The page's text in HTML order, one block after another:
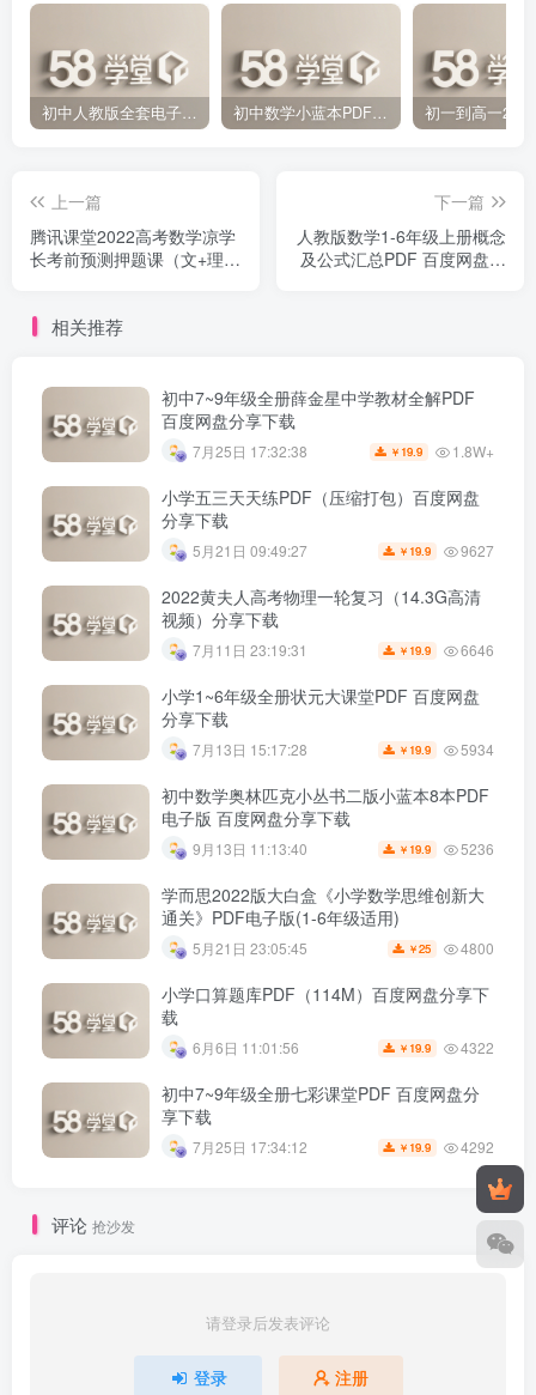
初中人教版全套电子课本 百度网盘分享下载 初中数学小蓝本PDF电子版（压缩打包）百度网盘分享下载
上一篇
腾讯课堂2022高考数学凉学
长考前预测押题课（文+理
下一篇
人教版数学1-6年级上册概念
及公式汇总PDF 百度网盘分
相关推荐
初中7~9年级全册薛金星中学教材全解PDF
百度网盘分享下载
7月25日 17:32:38 ￥ 19.9 1.8W+
小学五三天天练PDF（压缩打包）百度网盘
分享下载
5月21日 09:49:27 ￥ 19.9 9627
2022黄夫人高考物理一轮复习（14.3G高清
视频）分享下载
7月11日 23:19:31 ￥ 19.9 6646
小学1~6年级全册状元大课堂PDF 百度网盘
分享下载
7月13日 15:17:28 ￥ 19.9 5934
初中数学奥林匹克小丛书二版小蓝本8本PDF
电子版 百度网盘分享下载
9月13日 11:13:40 ￥ 19.9 5236
学而思2022版大白盒《小学数学思维创新大
通关》PDF电子版(1-6年级适用)
5月21日 23:05:45 ￥25 4800
小学口算题库PDF（114M）百度网盘分享下
载
6月6日 11:01:56 ￥ 19.9 4322
初中7~9年级全册七彩课堂PDF 百度网盘分
享下载
7月25日 17:34:12 ￥ 19.9 4292
评论 抢沙发
请登录后发表评论
登录 注册